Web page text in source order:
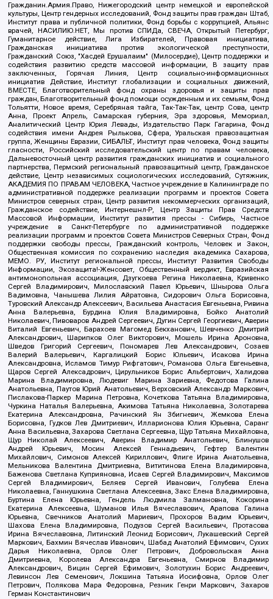
Гражданин.Армия.Право, Нижегородский центр немецкой и европейской
культуры, Центр гендерных исследований, Фонд защиты прав граждан Штаб,
Институт права и публичной политики, Фонд борьбы с коррупцией, Альянс
врачей, НАСИЛИЮ.НЕТ, Мы против СПИДа, СВЕЧА, Открытый Петербург,
Гуманитарное действие, Лига Избирателей, Правовая инициатива,
Гражданская инициатива против экологической преступности,
Гражданский Союз, "Хасдей Ерушалаим" (Милосердие), Центр поддержки и
содействия развитию средств массовой информации, В защиту прав
заключенных, Горячая Линия, Центр социально-информационных
инициатив Действие, Институт глобализации и социальных движений,
ВМЕСТЕ, Благотворительный фонд охраны здоровья и защиты прав
граждан, Благотворительный фонд помощи осужденным и их семьям, Фонд
Тольятти, Новое время, Серебряная тайга, Так-Так-Так, центр Сова, центр
Анна, Проект Апрель, Самарская губерния, Эра здоровья, Мемориал,
Аналитический Центр Юрия Левады, Издательство Парк Гагарина, Фонд
содействия имени Андрея Рылькова, Сфера, Уральская правозащитная
группа, Женщины Евразии, СИБАЛЬТ, Институт прав человека, Фонд защиты
гласности, Российский исследовательский центр по правам человека,
Дальневосточный центр развития гражданских инициатив и социального
партнерства, Пермский региональный правозащитный центр, Гражданское
действие, Центр независимых социологических исследований, Сутяжник,
АКАДЕМИЯ ПО ПРАВАМ ЧЕЛОВЕКА, Частное учреждение в Калининграде по
административной поддержке реализации программ и проектов Совета
Министров северных стран, Центр развития некоммерческих организаций,
Гражданское содействие, Интернешнл-Р, Центр Защиты Прав Средств
Массовой Информации, Институт развития прессы - Сибирь, Частное
учреждение в Санкт-Петербурге по административной поддержке
реализации программ и проектов Совета Министров Северных Стран, Фонд
поддержки свободы прессы, Гражданский контроль, Человек и Закон,
Общественная комиссия по сохранению наследия академика Сахарова,
МЕМО. РУ, Институт региональной прессы, Институт Развития Свободы
Информации, Экозащита!-Женсовет, Общественный вердикт, Евразийская
антимонопольная ассоциация, Дзугкоева Регина Николаевна, Кривенко
Сергей Владимирович, Милославский Павел Юрьевич, Шнырова Ольга
Вадимовна, Чанышева Лилия Айратовна, Сидорович Ольга Борисовна,
Туровский Александр Алексеевич, Васильева Анастасия Евгеньевна, Ривина
Анна Валерьевна, Бурдина Юлия Владимировна, Бойко Анатолий
Николаевич, Пивоваров Андрей Сергеевич, Дугин Сергей Георгиевич, Аверин
Виталий Евгеньевич, Барахоев Магомед Бекханович, Шевченко Дмитрий
Александрович, Шарипков Олег Викторович, Мошель Ирина Ароновна,
Шведов Григорий Сергеевич, Пономарев Лев Александрович, Созаев
Валерий Валерьевич, Каргалицкий Борис Юльевич, Исакова Ирина
Александровна, Исламов Тимур Рифгатович, Романова Ольга Евгеньевна,
Щаров Сергей Алексадрович, Цирульников Борис Альбертович, Халидова
Марина Владимировна, Людевиг Марина Зариевна, Федотова Галина
Анатольевна, Паутов Юрий Анатольевич, Верховский Александр Маркович,
Пислакова-Паркер Марина Петровна, Кочеткова Татьяна Владимировна,
Чуркина Наталья Валерьевна, Акимова Татьяна Николаевна, Золотарева
Екатерина Александровна, Рачинский Ян Збигневич, Жемкова Елена
Борисовна, Гудков Лев Дмитриевич, Илларионова Юлия Юрьевна, Саранг
Анна Васильевна, Захарова Светлана Сергеевна, Щур Татьяна Михайловна,
Щур Николай Алексеевич, Аверин Владимир Анатольевич, Блинушов
Андрей Юрьевич, Мосин Алексей Геннадьевич, Гефтер Валентин
Михайлович, Симонов Алексей Кириллович, Флиге Ирина Анатольевна,
Мельникова Валентина Дмитриевна, Вититинова Елена Владимировна,
Баженова Светлана Куприяновна, Исаев Сергей Владимирович, Максимов
Сергей Владимирович, Беляев Сергей Иванович, Голубева Елена
Николаевна, Ганнушкина Светлана Алексеевна, Закс Елена Владимировна,
Буртина Елена Юрьевна, Гендель Людмила Залмановна, Кокорина
Екатерина Алексеевна, Шуманов Илья Вячеславович, Арапова Галина
Юрьевна, Свечников Анатолий Мариевич, Прохоров Вадим Юрьевич,
Шахова Елена Владимировна, Подузов Сергей Васильевич, Протасова
Ирина Вячеславовна, Литинский Леонид Борисович, Лукашевский Сергей
Маркович, Бахмин Вячеслав Иванович, Шабад Анатолий Ефимович, Сухих
Дарья Николаевна, Орлов Олег Петрович, Добровольская Анна
Дмитриевна, Королева Александра Евгеньевна, Смирнов Владимир
Александрович, Вицин Сергей Ефимович, Золотухин Борис Андреевич,
Левинсон Лев Семенович, Локшина Татьяна Иосифовна, Орлов Олег
Петрович, Полякова Мара Федоровна, Резник Генри Маркович, Захаров
Герман Константинович